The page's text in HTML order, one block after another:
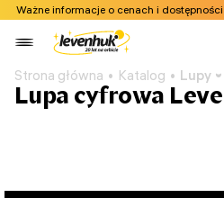
Ważne informacje o cenach i
Strona główna Katalog Lupy
Lupa cyfrowa